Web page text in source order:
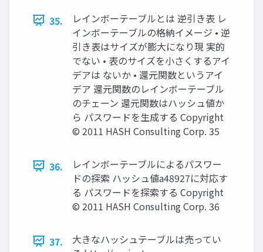
35.
レインボーテーブルとは 逆引き表 レ
インボーテーブルの格納イメージ • 逆
引き表はサイズが膨大になり現 実的
でない • 表のサイズを小さくするアイ
デアは ないか • 還元関数というアイ
デア 還元関数のレインボーテーブル
のチェーン 還元関数はハッシュ値か
ら パスワードを生成する Copyright
© 2011 HASH Consulting Corp. 35
36.
レインボーテーブルによるパスワー
ドの探索 ハッシュ値a48927に対応す
る パスワードを探索する Copyright
© 2011 HASH Consulting Corp. 36
37.
大きなハッシュテーブルは売ってい